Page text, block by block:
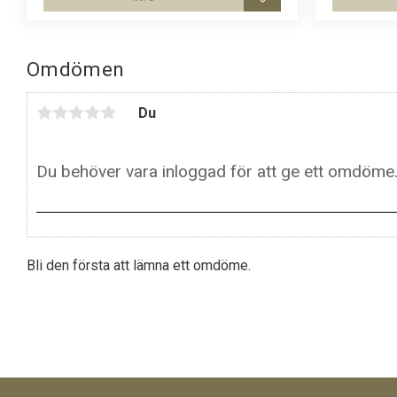
Omdömen
Du
Bli den första att lämna ett omdöme.
Lägg till i favoriter